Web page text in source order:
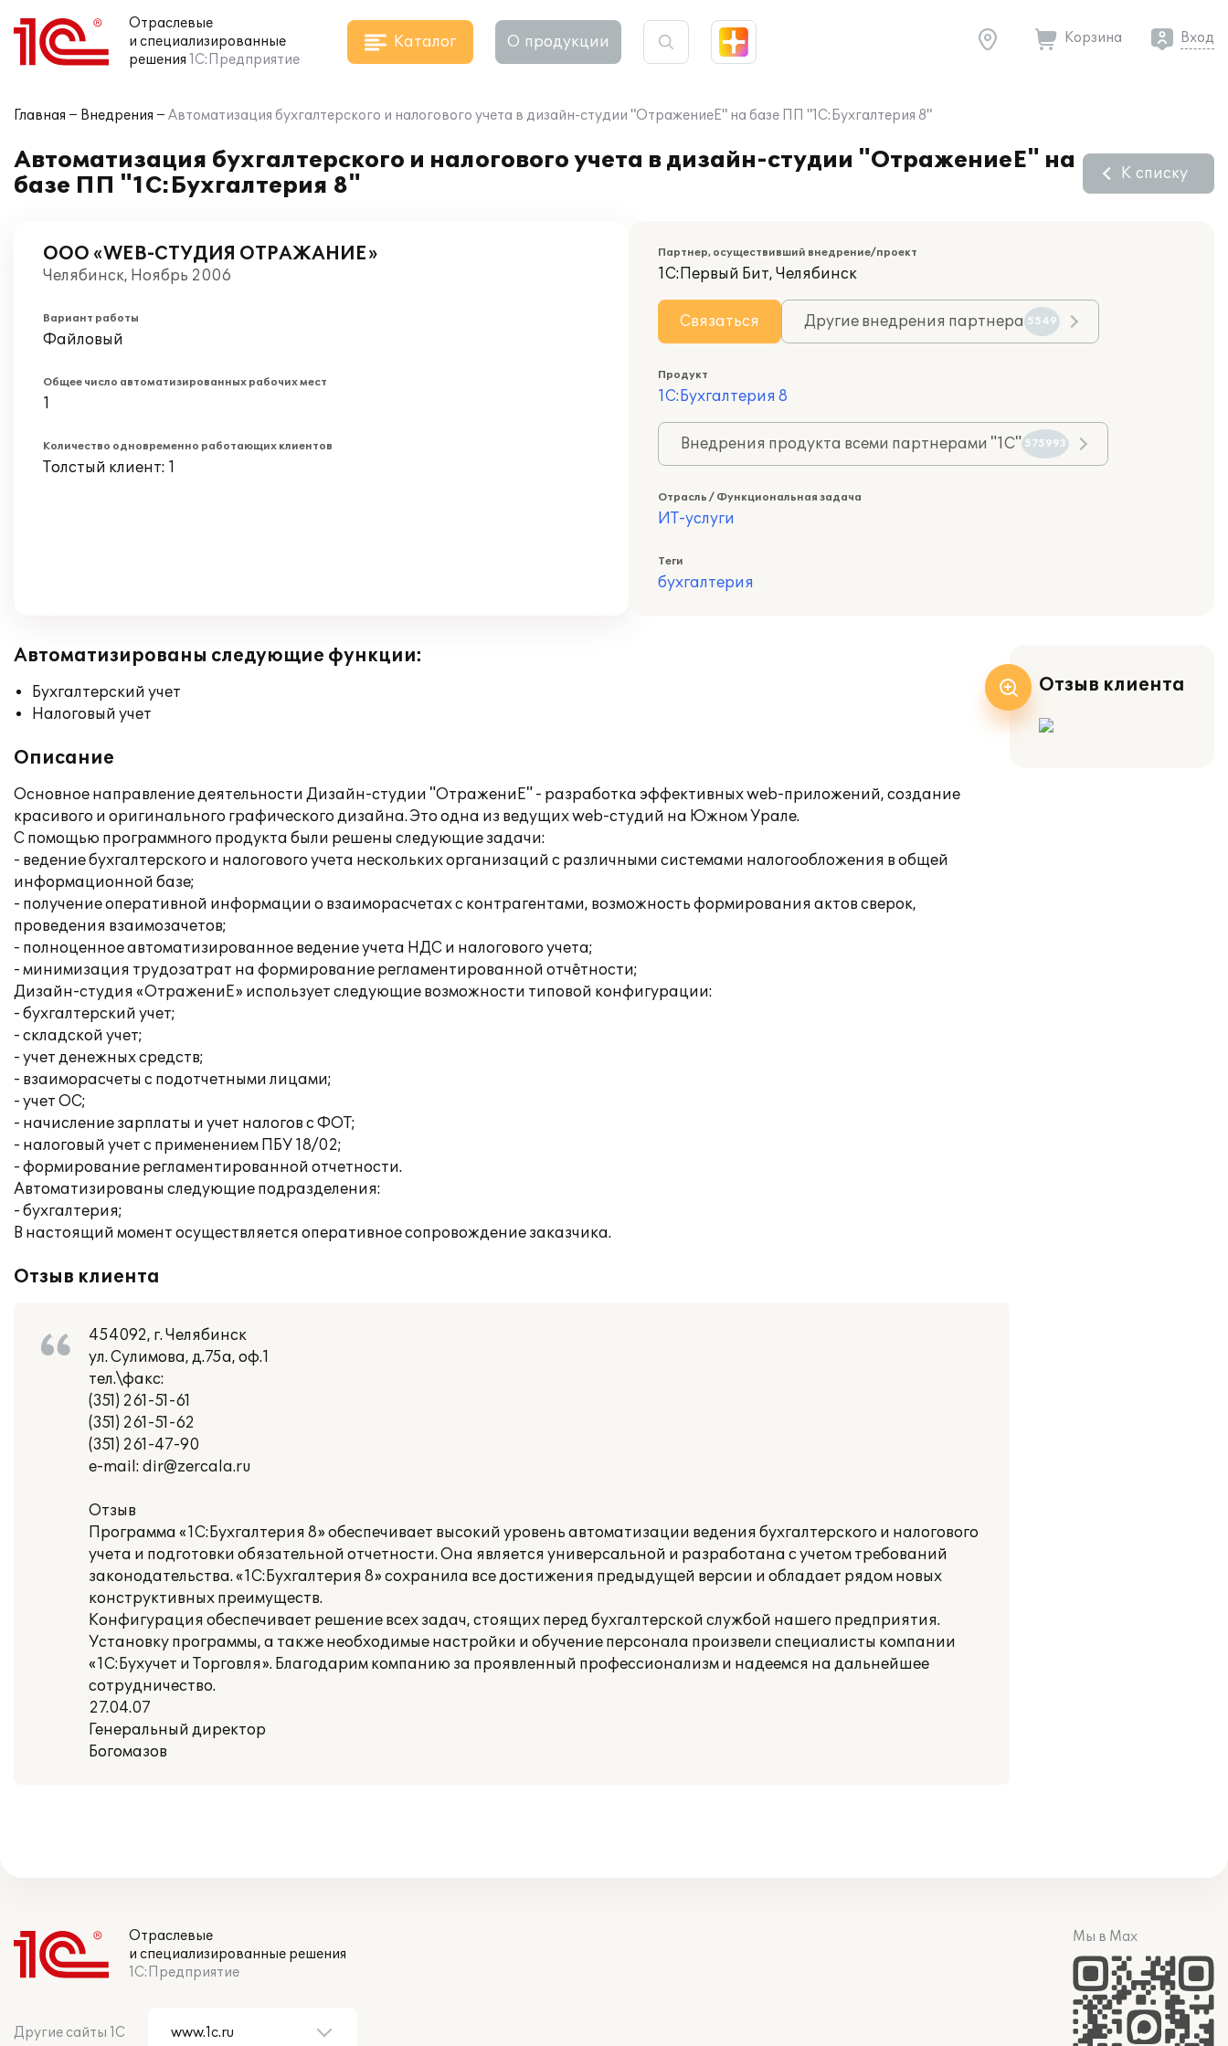
Отраслевые
и специализированные
решения 1С:Предприятие
Каталог О продукции Корзина Вход
Главная Внедрения Автоматизация бухгалтерского и налогового учета в дизайн-студии "ОтражениеЕ" на базе ПП "1С:Бухгалтерия 8"
Автоматизация бухгалтерского и налогового учета в дизайн-студии "ОтражениеЕ" на
базе ПП "1С:Бухгалтерия 8"
К списку
ООО «WEB-СТУДИЯ ОТРАЖАНИЕ»
Челябинск, Ноябрь 2006
Вариант работы
Файловый
Общее число автоматизированных рабочих мест
1
Количество одновременно работающих клиентов
Толстый клиент: 1
Партнер, осуществивший внедрение/проект
1С:Первый Бит, Челябинск
Связаться Другие внедрения партнера 5549
Продукт
1С:Бухгалтерия 8
Внедрения продукта всеми партнерами "1С" 575993
Отрасль / Функциональная задача
ИТ-услуги
Теги
бухгалтерия
Автоматизированы следующие функции:
Бухгалтерский учет
Налоговый учет
Описание
Основное направление деятельности Дизайн-студии "ОтражениЕ" - разработка эффективных web-приложений, создание
красивого и оригинального графического дизайна. Это одна из ведущих web-студий на Южном Урале.
С помощью программного продукта были решены следующие задачи:
- ведение бухгалтерского и налогового учета нескольких организаций с различными системами налогообложения в общей
информационной базе;
- получение оперативной информации о взаиморасчетах с контрагентами, возможность формирования актов сверок,
проведения взаимозачетов;
- полноценное автоматизированное ведение учета НДС и налогового учета;
- минимизация трудозатрат на формирование регламентированной отчётности;
Дизайн-студия «ОтражениЕ» использует следующие возможности типовой конфигурации:
- бухгалтерский учет;
- складской учет;
- учет денежных средств;
- взаиморасчеты с подотчетными лицами;
- учет ОС;
- начисление зарплаты и учет налогов с ФОТ;
- налоговый учет с применением ПБУ 18/02;
- формирование регламентированной отчетности.
Автоматизированы следующие подразделения:
- бухгалтерия;
В настоящий момент осуществляется оперативное сопровождение заказчика.
Отзыв клиента
454092, г. Челябинск
ул. Сулимова, д.75а, оф.1
тел.\факс:
(351) 261-51-61
(351) 261-51-62
(351) 261-47-90
e-mail: dir@zercala.ru
Отзыв
Программа «1С:Бухгалтерия 8» обеспечивает высокий уровень автоматизации ведения бухгалтерского и налогового
учета и подготовки обязательной отчетности. Она является универсальной и разработана с учетом требований
законодательства. «1С:Бухгалтерия 8» сохранила все достижения предыдущей версии и обладает рядом новых
конструктивных преимуществ.
Конфигурация обеспечивает решение всех задач, стоящих перед бухгалтерской службой нашего предприятия.
Установку программы, а также необходимые настройки и обучение персонала произвели специалисты компании
«1С:Бухучет и Торговля». Благодарим компанию за проявленный профессионализм и надеемся на дальнейшее
сотрудничество.
27.04.07
Генеральный директор
Богомазов
Отзыв клиента
Отраслевые
и специализированные решения
1С:Предприятие
Другие сайты 1С
Мы в Max